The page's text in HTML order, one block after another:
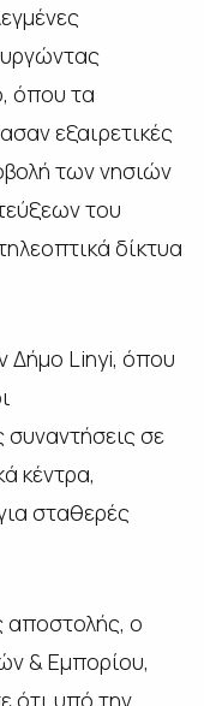
όπου τα
εξαιρετικές
των νησιών
του
δίκτυα
Δήμο Linyi, όπου
σε
κέντρα,
σταθερές
αποστολής, ο
& Εμπορίου,
ότι υπό την